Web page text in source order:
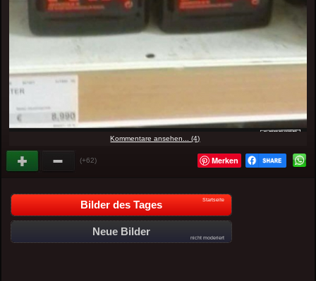
Kommentare ansehen... (4)
(+62) Merken
Bilder des Tages Startseite
Neue Bilder
nicht moderiert